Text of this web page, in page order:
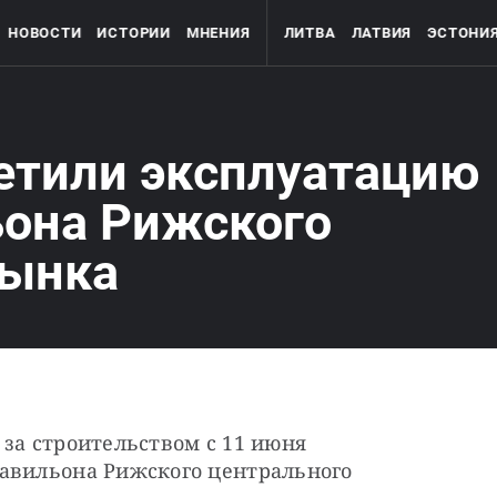
НОВОСТИ ИСТОРИИ МНЕНИЯ ЛИТВА ЛАТВИЯ
эксплуатацию
Рижского
строительством с 11 июня
Рижского центрального